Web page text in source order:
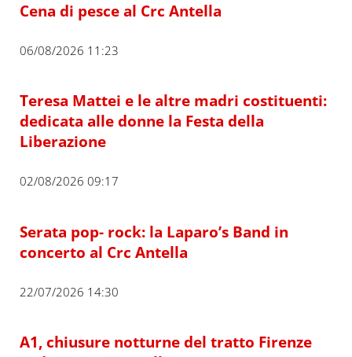
Cena di pesce al Crc Antella
06/08/2026 11:23
Teresa Mattei e le altre madri costituenti:
dedicata alle donne la Festa della
Liberazione
02/08/2026 09:17
Serata pop- rock: la Laparo’s Band in
concerto al Crc Antella
22/07/2026 14:30
A1, chiusure notturne del tratto Firenze